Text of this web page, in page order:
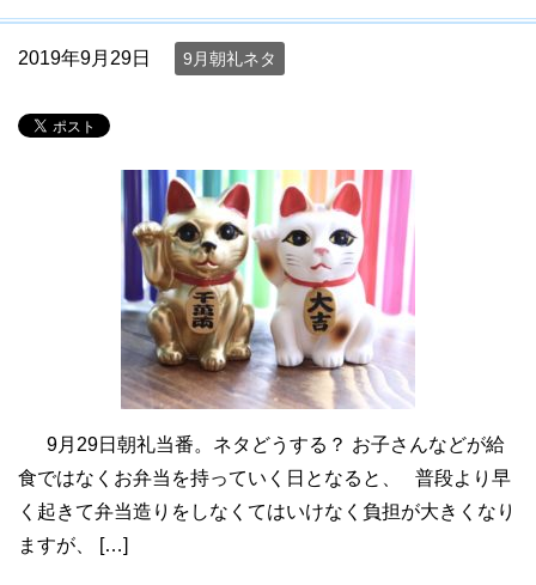
2019年9月29日 9月朝礼ネタ
9月29日朝礼当番。ネタどうする？ お子さんなどが給
食ではなくお弁当を持っていく日となると、 普段より早
く起きて弁当造りをしなくてはいけなく負担が大きくなり
ますが、 […]